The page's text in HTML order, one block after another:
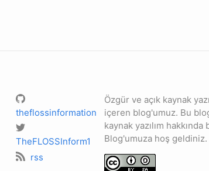
theflossinformation
TheFLOSSInform1
rss
Özgür ve açık kaynak
içeren blog'umuz. Bu
kaynak yazılım
Blog'umuza hoş geldiniz.